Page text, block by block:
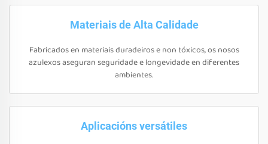
Materiais de Alta Calidade
Fabricados en materiais duradeiros e non tóxicos, os nosos
azulexos aseguran seguridade e longevidade en diferentes
ambientes.
Aplicacións versátiles